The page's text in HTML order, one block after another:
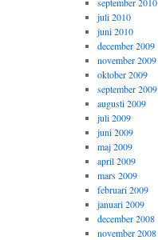
juli 2010
juni 2010
december 2009
november 2009
oktober 2009
september 2009
augusti 2009
juli 2009
juni 2009
maj 2009
april 2009
mars 2009
februari 2009
januari 2009
december 2008
november 2008